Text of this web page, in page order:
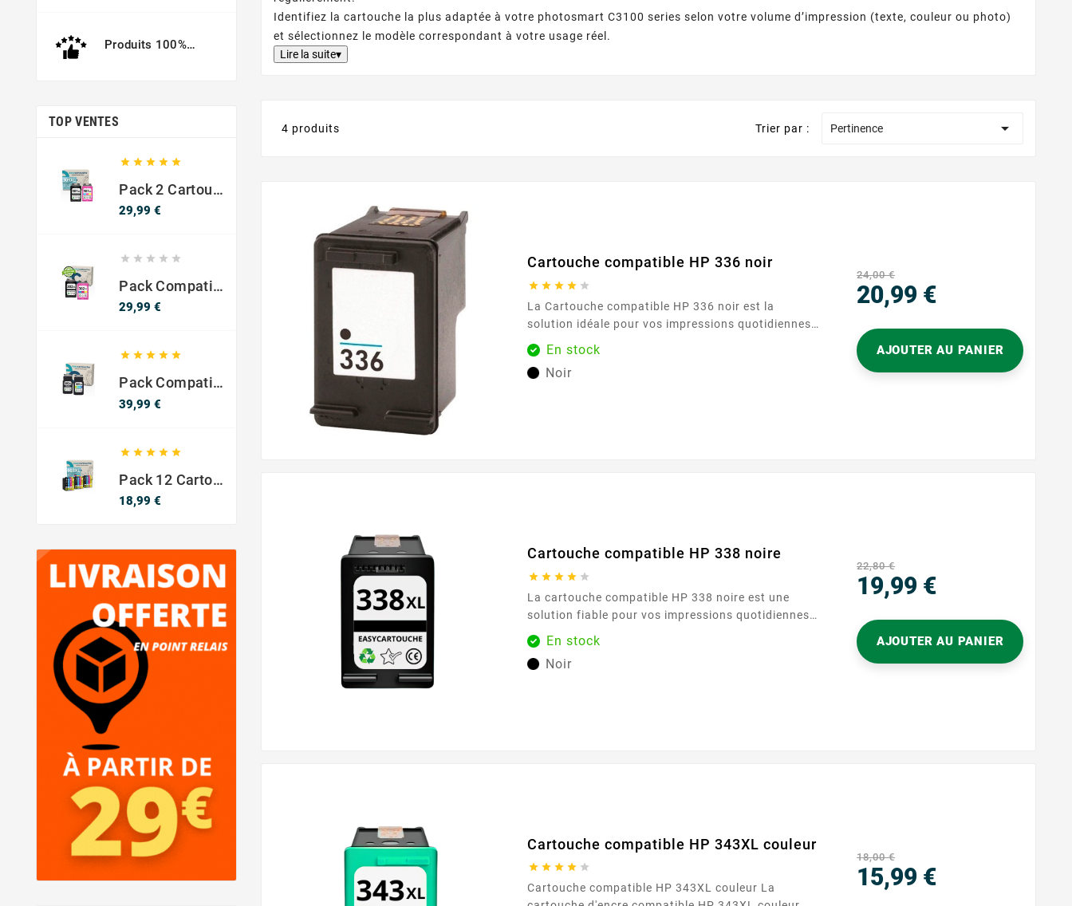
Produits 100%
TOP VENTES
    
Pack 2 Cartouches Compatible Avec HP 301 XL Noir Et Couleur
29,99 €
    
Pack Compatible Avec HP 302 XL Noir Et Couleur - SANS NIVEAU ENCRE
29,99 €
    
Pack Compatible Canon PG-540 XL / CL-541 XL – Noir & Couleur – Haute Capacité
39,99 €
    
Pack 12 Cartouches Compatible EPSON 603XL
18,99 €
Identifiez la cartouche la plus adaptée à votre photosmart C3100 series selon votre volume d’impression (texte, couleur ou photo)
et sélectionnez le modèle correspondant à votre usage réel.
Lire la suite▾
4 produits Trier par : Pertinence 
Cartouche compatible HP 336 noir
    
La Cartouche compatible HP 336 noir est la
solution idéale pour vos impressions quotidiennes.
Conçue pour fonctionner avec les imprimantes
acceptant la référence HP 336, elle offre une
compatibilité sans effort et une installation facile .
En stock
Noir
24,00 €
20,99 €
AJOUTER AU PANIER
Cartouche compatible HP 338 noire
    
La cartouche compatible HP 338 noire est une
solution fiable pour vos impressions quotidiennes.
Conçue pour fonctionner avec les imprimantes
utilisant la référence HP 338 , elle offre des textes
nets et des noirs profonds, idéals pour courriers,
En stock
Noir
22,80 €
19,99 €
AJOUTER AU PANIER
Cartouche compatible HP 343XL couleur
    
Cartouche compatible HP 343XL couleur La
18,00 €
15,99 €